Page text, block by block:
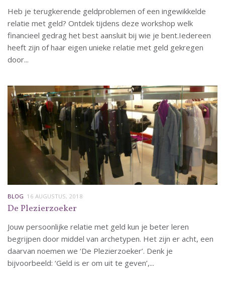
Heb je terugkerende geldproblemen of een ingewikkelde
relatie met geld? Ontdek tijdens deze workshop welk
financieel gedrag het best aansluit bij wie je bent.Iedereen
heeft zijn of haar eigen unieke relatie met geld gekregen
door...
BLOG 16 AUGUSTUS, 2018
De Plezierzoeker
Jouw persoonlijke relatie met geld kun je beter leren
begrijpen door middel van archetypen. Het zijn er acht, een
daarvan noemen we ‘De Plezierzoeker’. Denk je
bijvoorbeeld: ‘Geld is er om uit te geven’,...